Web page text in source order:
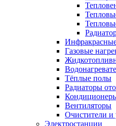
Инфракрасные
Газовые
Тёплые полы
Радиаторы
Вентиляторы
Очистители и
Электростанции